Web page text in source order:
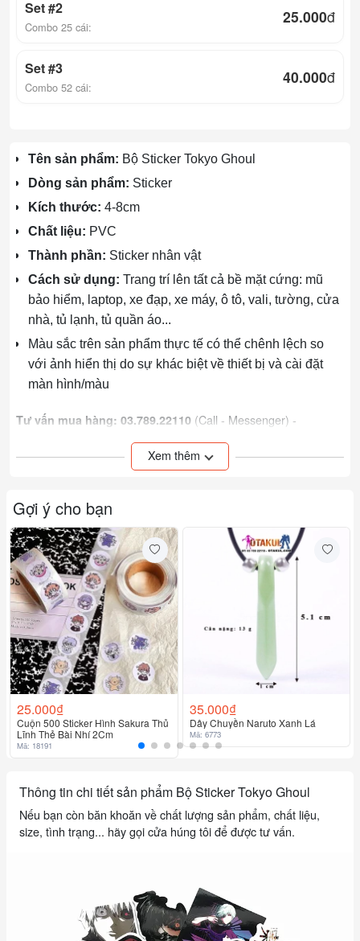
Set #2
Combo 25 cái:
25.000đ
Set #3
Combo 52 cái:
40.000đ
Tên sản phẩm: Bộ Sticker Tokyo Ghoul
Dòng sản phẩm: Sticker
Kích thước: 4-8cm
Chất liệu: PVC
Thành phần: Sticker nhân vật
Cách sử dụng: Trang trí lên tất cả bề mặt cứng: mũ
bảo hiểm, laptop, xe đạp, xe máy, ô tô, vali, tường, cửa
nhà, tủ lạnh, tủ quần áo...
Màu sắc trên sản phẩm thực tế có thể chênh lệch so
với ảnh hiển thị do sự khác biệt về thiết bị và cài đặt
màn hình/màu
Tư vấn mua hàng: 03.789.22110 (Call - Messenger) -
Địa chỉ:118/19 Bạch Đằng, P.24, Q. Bình Thạnh, TP HCM
Facebook: http://fb.me/otakulshop
Xem thêm các sản phẩm khác của shop: bấm vào đây!
Đơn vị tính: cái
Xem thêm
Gợi ý cho bạn
25.000₫
Cuộn 500 Sticker Hình Sakura Thủ
Lĩnh Thẻ Bài Nhí 2Cm
Mã: 18191
35.000₫
Dây Chuyền Naruto Xanh Lá
Mã: 6773
Thông tin chi tiết sản phẩm Bộ Sticker Tokyo Ghoul
Nếu bạn còn băn khoăn về chất lượng sản phẩm, chất liệu,
size, tình trạng... hãy gọi cửa húng tôi để được tư vấn.